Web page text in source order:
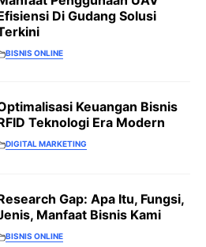
Di Gudang Solusi
BISNIS ONLINE
Keuangan Bisnis
Teknologi Era Modern
DIGITAL MARKETING
Gap: Apa Itu, Fungsi,
Manfaat Bisnis Kami
BISNIS ONLINE